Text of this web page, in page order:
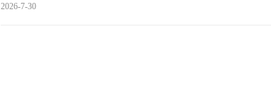
犬病病毒gB化学发光抗体检测试剂盒等7种兽药产品注册，发
2026-7-30